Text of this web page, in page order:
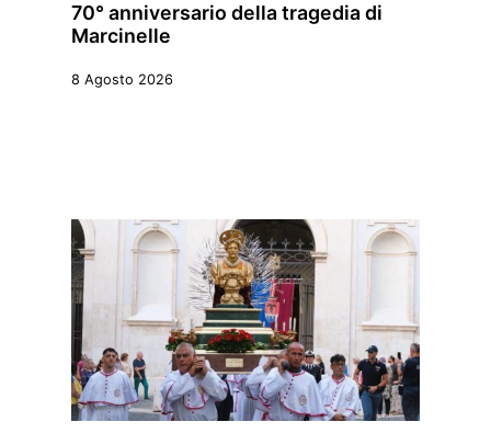
70° anniversario della tragedia di
Marcinelle
8 Agosto 2026